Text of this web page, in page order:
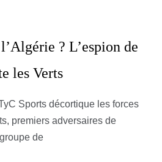
? L’espion de
les Verts
Sports décortique les forces
premiers adversaires de
de